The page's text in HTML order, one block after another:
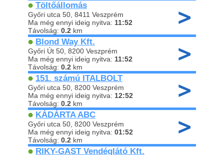
Töltőállomás
Győri utca 50, 8411 Veszprém
Ma még ennyi ideig nyitva: 11:52
Távolság: 0.2 km
Blond Way Kft.
Győri Út 50, 8200 Veszprém
Ma még ennyi ideig nyitva: 11:52
Távolság: 0.2 km
151. számú ITALBOLT
Győri utca 50, 8200 Veszprém
Ma még ennyi ideig nyitva: 12:52
Távolság: 0.2 km
KÁDÁRTA ABC
Győri utca 50, 8200 Veszprém
Ma még ennyi ideig nyitva: 01:52
Távolság: 0.2 km
RIKY-GAST Vendéglátó Kft.